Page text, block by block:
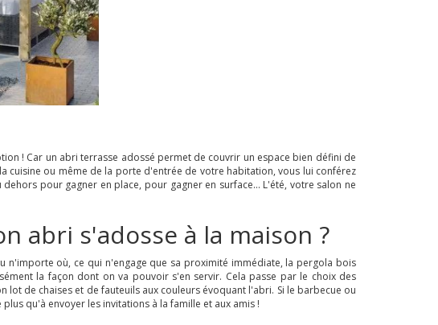
! Car un abri terrasse adossé permet de couvrir un espace bien défini de
cuisine ou même de la porte d'entrée de votre habitation, vous lui conférez
pour gagner en place, pour gagner en surface... L'été, votre salon ne
abri s'adosse à la maison ?
n'importe où, ce qui n'engage que sa proximité immédiate, la pergola bois
la façon dont on va pouvoir s'en servir. Cela passe par le choix des
de chaises et de fauteuils aux couleurs évoquant l'abri. Si le barbecue ou
qu'à envoyer les invitations à la famille et aux amis !